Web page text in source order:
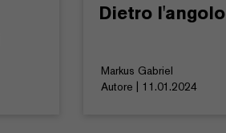
Dietro l'angolo
Markus Gabriel
Autore | 11.01.2024